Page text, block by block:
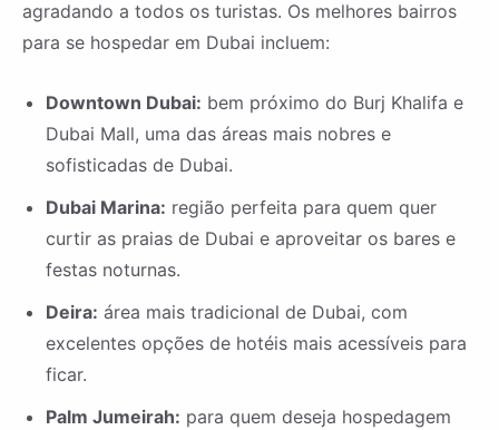
agradando a todos os turistas. Os melhores bairros
para se hospedar em Dubai incluem:
Downtown Dubai: bem próximo do Burj Khalifa e
Dubai Mall, uma das áreas mais nobres e
sofisticadas de Dubai.
Dubai Marina: região perfeita para quem quer
curtir as praias de Dubai e aproveitar os bares e
festas noturnas.
Deira: área mais tradicional de Dubai, com
excelentes opções de hotéis mais acessíveis para
ficar.
Palm Jumeirah: para quem deseja hospedagem